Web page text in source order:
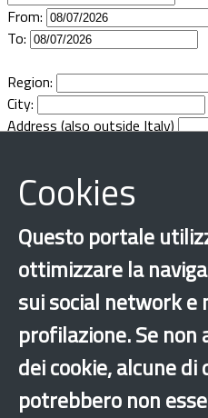
Documents
From:
To:
Region:
City:
Address (also outside Italy)
Cookies
Questo portale
ottimizzare la
sui social network e
profilazione. Se
dei cookie, alcune
potrebbero non